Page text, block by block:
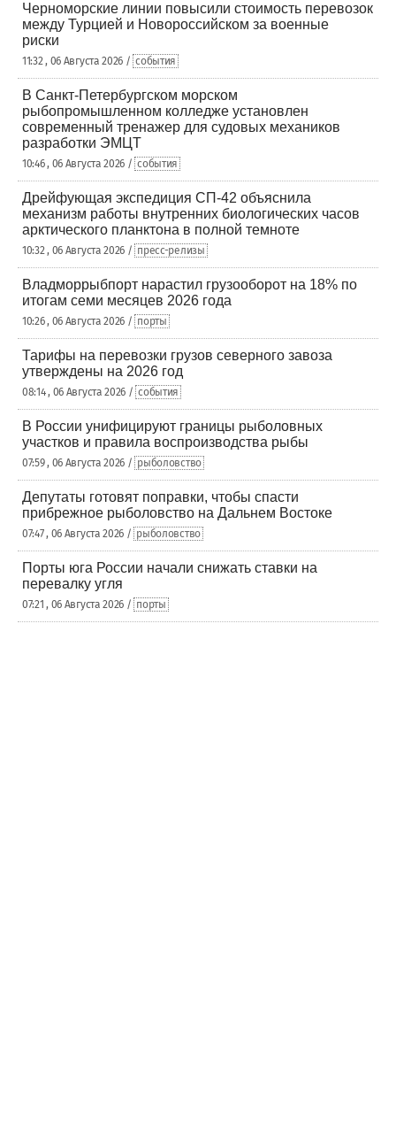
Черноморские линии повысили стоимость перевозок
между Турцией и Новороссийском за военные
риски
11:32 , 06 Августа 2026 / события
В Санкт-Петербургском морском
рыбопромышленном колледже установлен
современный тренажер для судовых механиков
разработки ЭМЦТ
10:46 , 06 Августа 2026 / события
Дрейфующая экспедиция СП-42 объяснила
механизм работы внутренних биологических часов
арктического планктона в полной темноте
10:32 , 06 Августа 2026 / пресс-релизы
Владморрыбпорт нарастил грузооборот на 18% по
итогам семи месяцев 2026 года
10:26 , 06 Августа 2026 / порты
Тарифы на перевозки грузов северного завоза
утверждены на 2026 год
08:14 , 06 Августа 2026 / события
В России унифицируют границы рыболовных
участков и правила воспроизводства рыбы
07:59 , 06 Августа 2026 / рыболовство
Депутаты готовят поправки, чтобы спасти
прибрежное рыболовство на Дальнем Востоке
07:47 , 06 Августа 2026 / рыболовство
Порты юга России начали снижать ставки на
перевалку угля
07:21 , 06 Августа 2026 / порты